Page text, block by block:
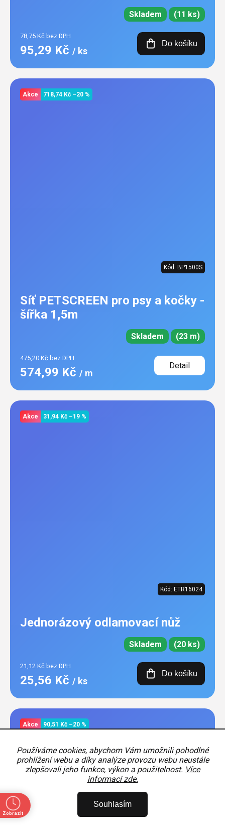
Používáme cookies, abychom Vám umožnili pohodlné
prohlížení webu a díky analýze provozu webu neustále
zlepšovali jeho funkce, výkon a použitelnost. Více
informací zde.
Souhlasím
Skladem (11 ks)
78,75 Kč bez DPH
95,29 Kč / ks
Do košíku
Akce 718,74 Kč –20 %
Kód: BP1500S
Síť PETSCREEN pro psy a kočky -
šířka 1,5m
Skladem (23 m)
475,20 Kč bez DPH
574,99 Kč / m
Detail
Akce 31,94 Kč –19 %
Kód: ETR16024
Jednorázový odlamovací nůž
Skladem (20 ks)
21,12 Kč bez DPH
25,56 Kč / ks
Do košíku
Akce 90,51 Kč –20 %
Zobrazit